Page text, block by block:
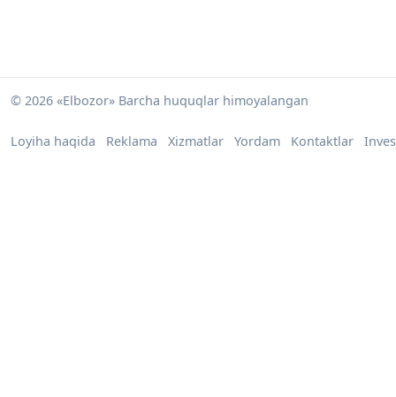
© 2026 «Elbozor» Barcha huquqlar himoyalangan
Loyiha haqida Reklama Xizmatlar Yordam Kontaktlar